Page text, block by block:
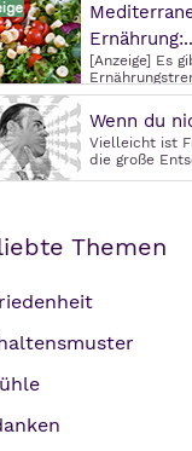
[Anzeige] Es
Wenn du
Vielleicht ist
die große
Themen